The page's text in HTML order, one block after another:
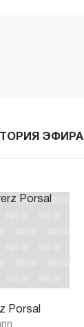
ЭФИРА
Porsal